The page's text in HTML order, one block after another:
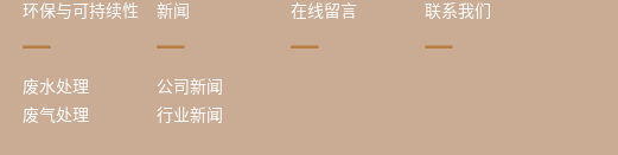
环保与可持续性
废水处理
废气处理
新闻
公司新闻
行业新闻
在线留言 联系我们